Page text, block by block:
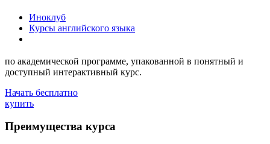
Иноклуб
Курсы английского языка
по академической программе, упакованной в понятный и
доступный интерактивный курс.
Начать бесплатно
купить
Преимущества курса